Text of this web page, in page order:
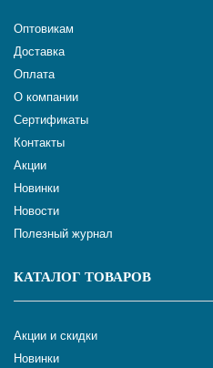
Оптовикам
Доставка
Оплата
О компании
Сертификаты
Контакты
Акции
Новинки
Новости
Полезный журнал
КАТАЛОГ ТОВАРОВ
Акции и скидки
Новинки